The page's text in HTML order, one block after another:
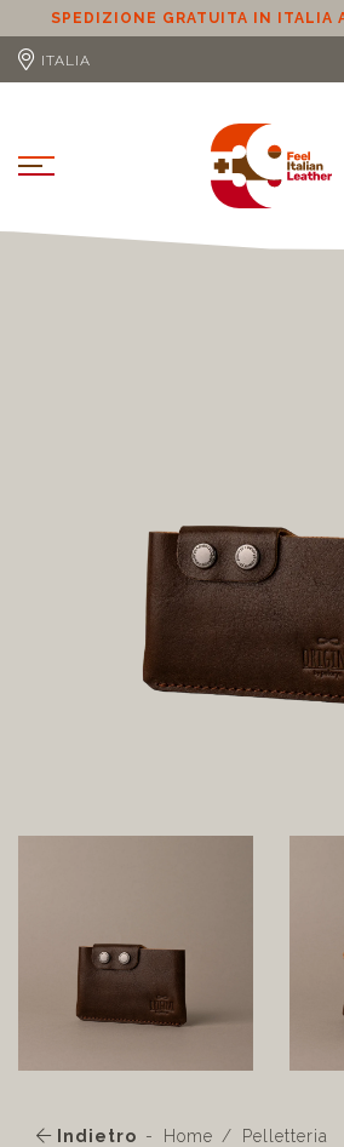
SPEDIZIONE GRATUITA IN ITALIA
ITALIA
Indietro Home
Pelletteria